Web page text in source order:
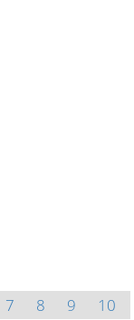
7 8 9
10